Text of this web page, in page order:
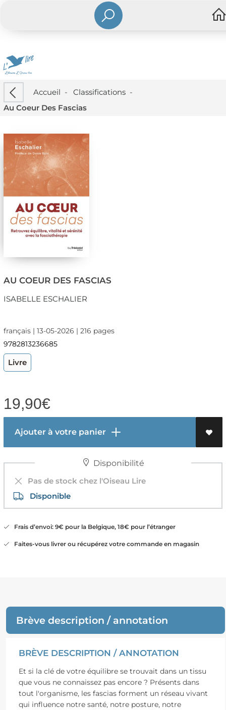
Accueil - Classifications-
Au Coeur Des Fascias
AU COEUR DES FASCIAS
ISABELLE ESCHALIER
français | 13-05-2026 | 216 pages
9782813236685
Livre
19,90€
Ajouter à votre panier
Disponibilité
Pas de stock chez l'Oiseau Lire
Disponible
Frais d’envoi: 9€ pour la Belgique, 18€ pour l’étranger
Faites-vous livrer ou récupérez votre commande en magasin
Brève description / annotation
BRÈVE DESCRIPTION / ANNOTATION
Et si la clé de votre équilibre se trouvait dans un tissu
que vous ne connaissez pas encore ? Présents dans
tout l'organisme, les fascias forment un réseau vivant
qui influence notre santé, notre posture, notre